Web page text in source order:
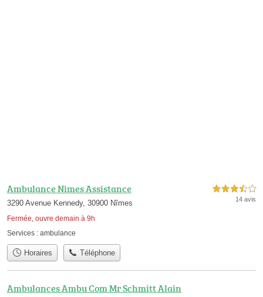
Ambulance Nimes Assistance
3290 Avenue Kennedy, 30900 Nîmes
Fermée, ouvre demain à 9h
3,5 étoiles sur 5
14 avis
Services : ambulance
Horaires Téléphone
Ambulances Ambu Com Mr Schmitt Alain